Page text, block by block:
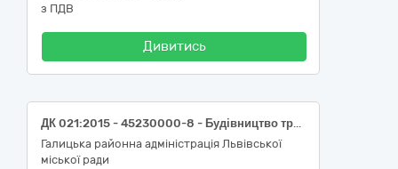
з ПДВ
Дивитись
ДК 021:2015 - 45230000-8 - Будівництво трубопроводів, ліній зв’язку та електропередач, шосе, доріг, аеродромів і залізничних доріг; вирівнювання поверхонь - Заходи з усунення аварій в житловому фонді, а саме: Послуги з поточного ремонту каналізаційного випуску в житловому будинку №8 на вул. Колесси у м. Львові
Галицька районна адміністрація Львівської
міської ради